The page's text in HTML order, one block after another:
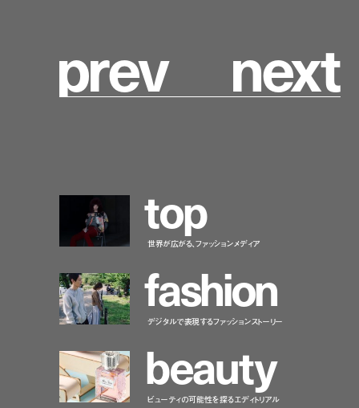
prev next
top
世界が広がる、ファッションメディア
fashion
デジタルで表現するファッションストーリー
beauty
ビューティの可能性を探るエディトリアル